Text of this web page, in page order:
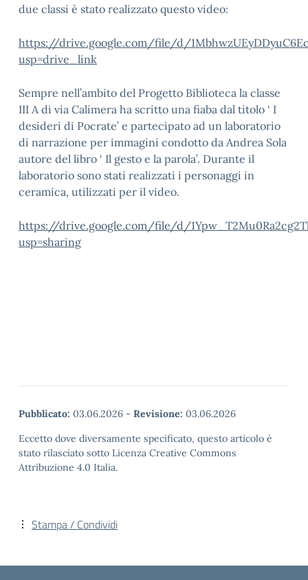
due classi è stato realizzato questo video:
https://drive.google.com/file/d/
usp=drive_link
Sempre nell’ambito del Progetto Biblioteca la classe
III A di via Calimera ha scritto una fiaba dal titolo ‘ I
desideri di Pocrate’ e partecipato ad un laboratorio
di narrazione per immagini condotto da Andrea Sola
autore del libro ‘ Il gesto e la parola’. Durante il
laboratorio sono stati realizzati i personaggi in
ceramica, utilizzati per il video.
https://drive.google.com/file/d/
usp=sharing
Pubblicato: 03.06.2026 - Revisione: 03.06.2026
Eccetto dove diversamente specificato, questo articolo è
stato rilasciato sotto Licenza Creative Commons
Attribuzione 4.0 Italia.
Stampa / Condividi